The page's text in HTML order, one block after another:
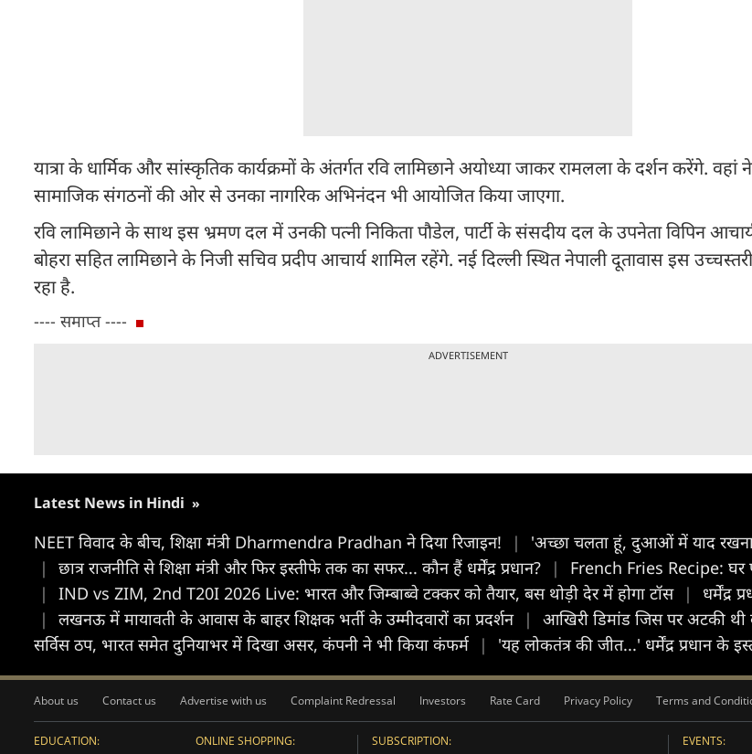
यात्रा के धार्मिक और सांस्कृतिक कार्यक्रमों के अंतर्गत रवि लामिछाने अयोध्या जाकर रामलला के दर्शन करेंगे.
सामाजिक संगठनों की ओर से उनका नागरिक अभिनंदन भी आयोजित किया जाएगा.
रवि लामिछाने के साथ इस भ्रमण दल में उनकी पत्नी निकिता पौडेल, पार्टी के संसदीय दल के उपनेता विपिन
बोहरा सहित लामिछाने के निजी सचिव प्रदीप आचार्य शामिल रहेंगे. नई दिल्ली स्थित नेपाली दूतावास इस
रहा है.
---- समाप्त ----
ADVERTISEMENT
Latest News in Hindi »
NEET विवाद के बीच, शिक्षा मंत्री Dharmendra Pradhan ने दिया रिजाइन! |
'अच्छा चलता हूं, दुआओं में याद रखना',
|
छात्र राजनीति से शिक्षा मंत्री और फिर इस्तीफे तक का सफर... कौन हैं धर्मेंद्र प्रधान? |
French Fries Recipe: घर
|
IND vs ZIM, 2nd T20I 2026 Live: भारत और जिम्बाब्वे टक्कर को तैयार, बस थोड़ी देर में होगा टॉस |
धर्मेंद्र
|
लखनऊ में मायावती के आवास के बाहर शिक्षक भर्ती के उम्मीदवारों का प्रदर्शन | आखिरी डिमांड जिस पर अटकी थी
सर्विस ठप, भारत समेत दुनियाभर में दिखा असर, कंपनी ने भी किया कंफर्म
| 'यह लोकतंत्र की जीत...' धर्मेंद्र प्रधान के
About us Contact us Advertise with us Complaint Redressal Investors Rate Card Privacy Policy Terms and
EDUCATION:
ONLINE SHOPPING:
SUBSCRIPTION:
EVENTS: